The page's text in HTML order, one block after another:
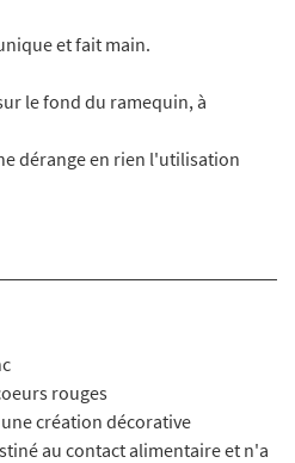
et fait main.
le fond du ramequin, à
dérange en rien l'utilisation
rouges
création décorative
au contact alimentaire et n'a